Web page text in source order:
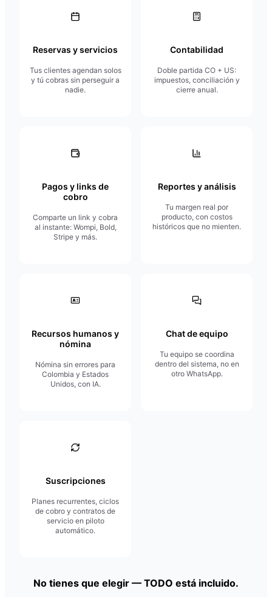
Reservas y servicios
Tus clientes agendan solos
y tú cobras sin perseguir a
nadie.
Contabilidad
Doble partida CO + US:
impuestos, conciliación y
cierre anual.
Pagos y links de
cobro
Comparte un link y cobra
al instante: Wompi, Bold,
Stripe y más.
Reportes y análisis
Tu margen real por
producto, con costos
históricos que no mienten.
Recursos humanos y
nómina
Nómina sin errores para
Colombia y Estados
Unidos, con IA.
Chat de equipo
Tu equipo se coordina
dentro del sistema, no en
otro WhatsApp.
Suscripciones
Planes recurrentes, ciclos
de cobro y contratos de
servicio en piloto
automático.
No tienes que elegir — TODO está incluido.